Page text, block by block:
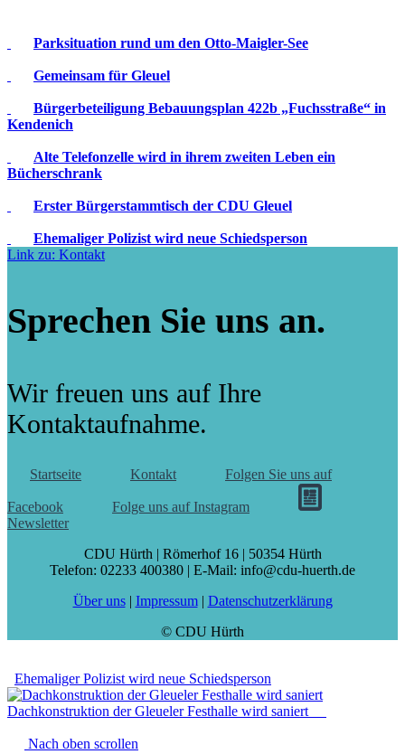
Parksituation rund um den Otto-Maigler-See
Gemeinsam für Gleuel
Bürgerbeteiligung Bebauungsplan 422b „Fuchsstraße“ in
Kendenich
Alte Telefonzelle wird in ihrem zweiten Leben ein
Bücherschrank
Erster Bürgerstammtisch der CDU Gleuel
Ehemaliger Polizist wird neue Schiedsperson
Link zu: Kontakt
Sprechen Sie uns an.
Wir freuen uns auf Ihre
Kontaktaufnahme.
Startseite Kontakt Folgen Sie uns auf
Facebook
Folge uns auf Instagram
Newsletter
CDU Hürth | Römerhof 16 | 50354 Hürth
Telefon: 02233 400380 | E-Mail: info@cdu-huerth.de
Über uns| Impressum| Datenschutzerklärung
© CDU Hürth
Ehemaliger Polizist wird neue Schiedsperson
Dachkonstruktion der Gleueler Festhalle wird saniert
Nach oben scrollen